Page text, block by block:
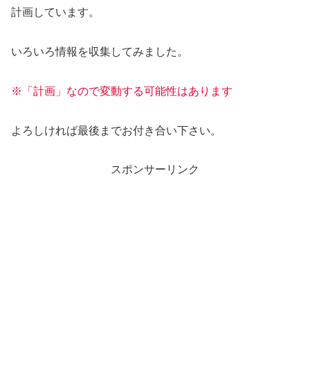
計画しています。
いろいろ情報を収集してみました。
※「計画」なので変動する可能性はあります
よろしければ最後までお付き合い下さい。
スポンサーリンク